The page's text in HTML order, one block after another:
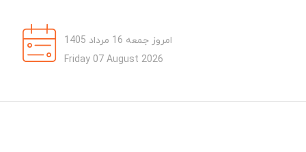
امروز جمعه 16 مرداد 1405
Friday 07 August 2026